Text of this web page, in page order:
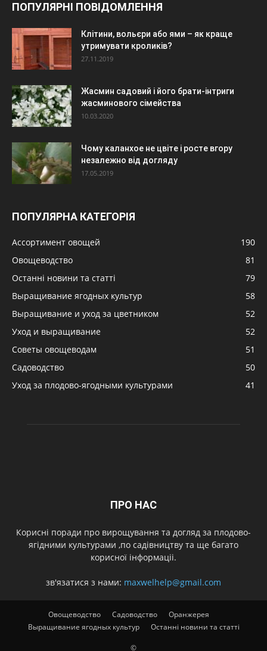
ПОПУЛЯРНІ ПОВІДОМЛЕННЯ
Клітини, вольєри або ями – як краще
утримувати кроликів?
27.11.2019
Жасмин садовий і його брати-інтриги
жасминового сімейства
10.03.2020
Чому каланхое не цвіте і росте вгору
незалежно від догляду
17.05.2019
ПОПУЛЯРНА КАТЕГОРІЯ
Ассортимент овощей
190
Овощеводство
81
Останні новини та статті
79
Выращивание ягодных культур
58
Выращивание и уход за цветником
52
Уход и выращивание
52
Советы овощеводам
51
Садоводство
50
Уход за плодово-ягодными культурами
41
ПРО НАС
Корисні поради про вирощування та догляд за плодово-
ягідними культурами ,по садівництву та ще багато
корисної інформаціі.
зв'язатися з нами: maxwelhelp@gmail.com
Овощеводство Садоводство
Оранжерея
Выращивание ягодных культур
Останні новини та статті
©